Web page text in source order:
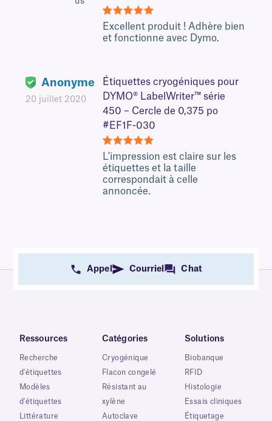
5Excellent produit ! Adhère bien
et fonctionne avec Dymo.
Anonyme
20 juillet 2020
Étiquettes cryogéniques pour
DYMO® LabelWriter™ série
450 – Cercle de 0,375 po
#EF1F-030
5L'impression est claire sur les
étiquettes et la taille
correspondait à celle
annoncée.
Appel Courriel Chat
Ressources
Recherche
d'étiquettes
Modèles
d'étiquettes
Littérature
Catégories
Cryogénique
Flacon congelé
Résistant au
xylène
Autoclave
Solutions
Biobanque
RFID
Histologie
Essais cliniques
Étiquetage